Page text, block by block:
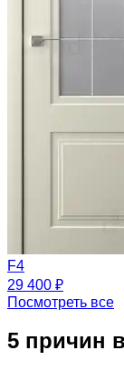
F4
29 400 ₽
Посмотреть все
5 причин